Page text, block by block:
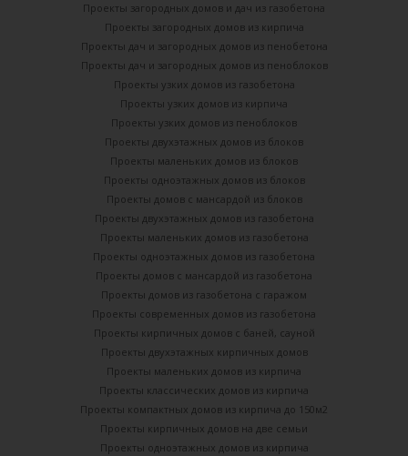
Проекты загородных домов и дач из газобетона
Проекты загородных домов из кирпича
Проекты дач и загородных домов из пенобетона
Проекты дач и загородных домов из пеноблоков
Проекты узких домов из газобетона
Проекты узких домов из кирпича
Проекты узких домов из пеноблоков
Проекты двухэтажных домов из блоков
Проекты маленьких домов из блоков
Проекты одноэтажных домов из блоков
Проекты домов с мансардой из блоков
Проекты двухэтажных домов из газобетона
Проекты маленьких домов из газобетона
Проекты одноэтажных домов из газобетона
Проекты домов с мансардой из газобетона
Проекты домов из газобетона с гаражом
Проекты современных домов из газобетона
Проекты кирпичных домов с баней, сауной
Проекты двухэтажных кирпичных домов
Проекты маленьких домов из кирпича
Проекты классических домов из кирпича
Проекты компактных домов из кирпича до 150м2
Проекты кирпичных домов на две семьи
Проекты одноэтажных домов из кирпича